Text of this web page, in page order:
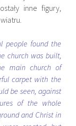
inne figury,
people found the
church was built,
main church of
carpet with the
be seen, against
of the whole
and Christ in